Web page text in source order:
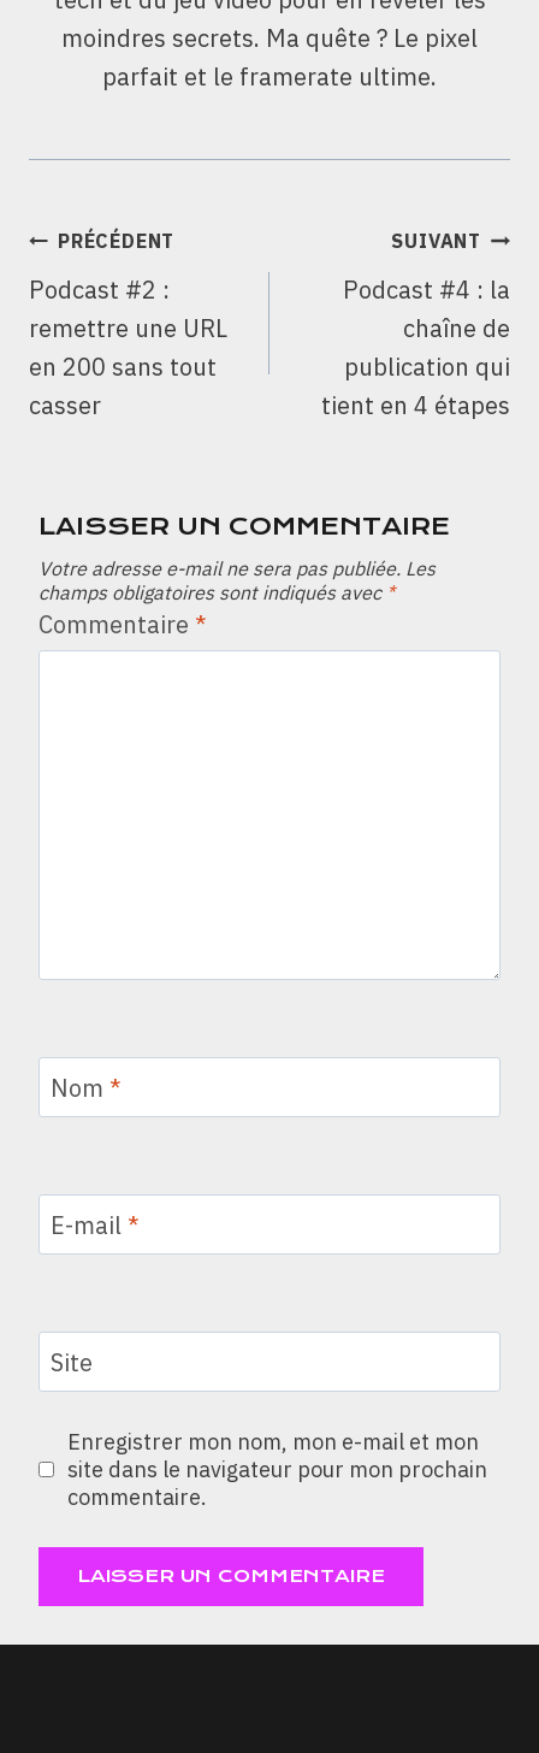
moindres secrets. Ma quête ? Le pixel
parfait et le framerate ultime.
NAVIGATION
L’ARTICLE
PRÉCÉDENT
Podcast #2 :
remettre une URL
en 200 sans tout
casser
SUIVANT
Podcast #4 : la
chaîne de
publication qui
tient en 4 étapes
LAISSER UN COMMENTAIRE
Votre adresse e-mail ne sera pas publiée. Les
champs obligatoires sont indiqués avec *
Commentaire *
Nom *
E-mail *
Site
Enregistrer mon nom, mon e-mail et mon
site dans le navigateur pour mon prochain
commentaire.